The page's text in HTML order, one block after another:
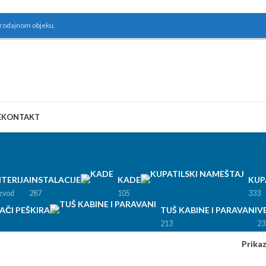
objeku.
KONTAKT
INSTALACIJE
287
KADE
105 333
PEŠKIRA TUŠ KABINE I PARAVANI
213 23